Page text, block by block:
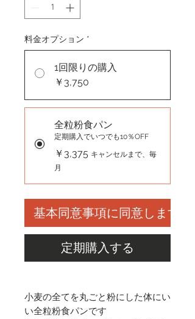
料金オプション *
1回限りの購入
￥3,750
全粒粉食パン
定期購入でいつでも10％OFF
￥3,375 キャンセルまで、毎
月
基本同意事項に同意します
定期購入する
小麦の全てを丸ごと粉にした体にい
い全粒粉食パンです